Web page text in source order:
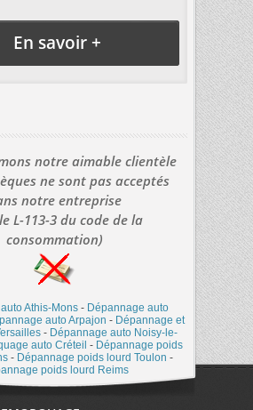
En savoir +
notre aimable clientèle
ne sont pas acceptés
notre entreprise
L-113-3 du code de la
consommation)
Athis-Mons- Dépannage auto
auto Arpajon - Dépannage et
- Dépannage auto Noisy-le-
auto Créteil - Dépannage poids
- Dépannage poids lourd Toulon -
poids lourd Reims